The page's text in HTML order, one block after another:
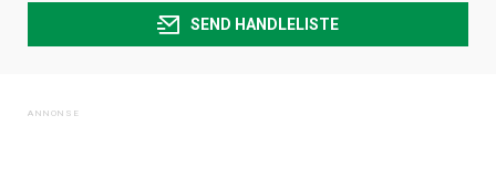
SEND HANDLELISTE